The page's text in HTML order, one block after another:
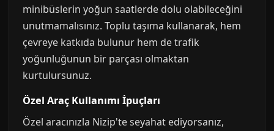
minibüslerin yoğun saatlerde dolu olabileceğini
unutmamalısınız. Toplu taşıma kullanarak, hem
çevreye katkıda bulunur hem de trafik
yoğunluğunun bir parçası olmaktan
kurtulursunuz.
Özel Araç Kullanımı İpuçları
Özel aracınızla Nizip'te seyahat ediyorsanız,